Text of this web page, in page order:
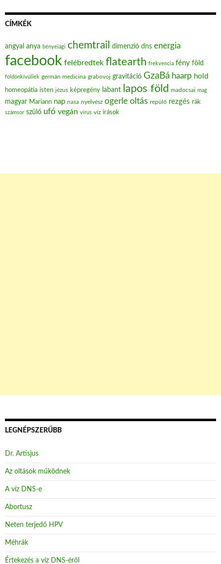
CÍMKÉK
angyal anya bényeiági chemtrail dimenzió dns energia
facebook felébredtek flatearth frekvencia fény föld
földönkívüliek germán medicina grabovoj gravitáció GzaBá haarp hold
homeopátia isten jézus képregény labant lapos föld madocsai mag
magyar Mariann nap nasa nyelvész ogerle oltás repülő rezgés rák
számsor szülő ufó vegán vírus víz írások
LEGNÉPSZERŰBB
Dr. Artisjus
Az oltások működnek
A víz DNS-e
Abortusz
Neten terjedő HPV
Méhrák
Értekezés a víz DNS-éről